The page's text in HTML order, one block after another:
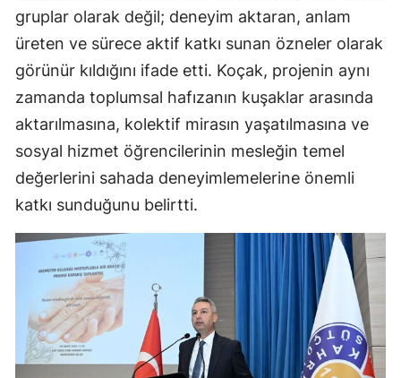
gruplar olarak değil; deneyim aktaran, anlam
üreten ve sürece aktif katkı sunan özneler olarak
görünür kıldığını ifade etti. Koçak, projenin aynı
zamanda toplumsal hafızanın kuşaklar arasında
aktarılmasına, kolektif mirasın yaşatılmasına ve
sosyal hizmet öğrencilerinin mesleğin temel
değerlerini sahada deneyimlemelerine önemli
katkı sunduğunu belirtti.